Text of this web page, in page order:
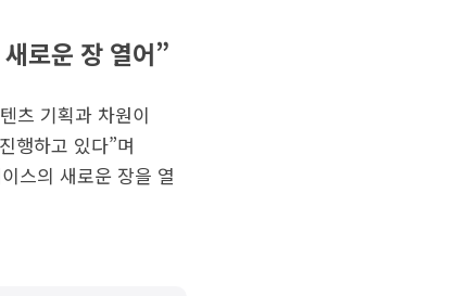
로운 장 열어”
츠 기획과 차원이
행하고 있다”며
스의 새로운 장을 열